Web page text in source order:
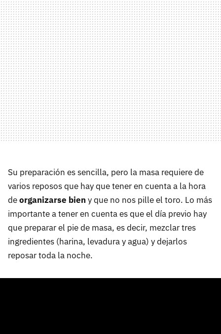
Su preparación es sencilla, pero la masa requiere de
varios reposos que hay que tener en cuenta a la hora
deorganizarse bien y que no nos pille el toro. Lo más
importante a tener en cuenta es que el día previo hay
que preparar el pie de masa, es decir, mezclar tres
ingredientes (harina, levadura y agua) y dejarlos
reposar toda la noche.